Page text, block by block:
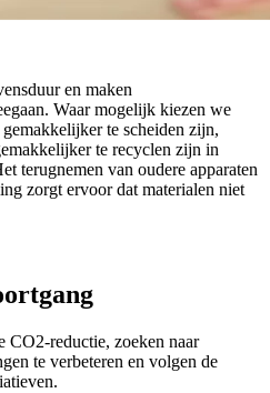
en maken
Waar mogelijk kiezen we
te scheiden zijn,
te recyclen zijn in
terugnemen van oudere apparaten
zorgt ervoor dat materialen niet
CO2-reductie, zoeken naar
te verbeteren en volgen de